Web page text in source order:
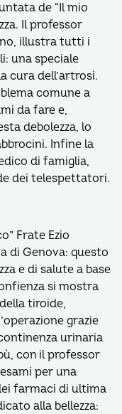
de “Il mio
Il professor
illustra tutti i
una speciale
cura dell’artrosi.
comune a
da fare e,
debolezza, lo
Infine la
di famiglia,
dei telespettatori.
Frate Ezio
di Genova: questo
e di salute a base
si mostra
tiroide,
grazie
urinaria
con il professor
per una
farmaci di ultima
alla bellezza: